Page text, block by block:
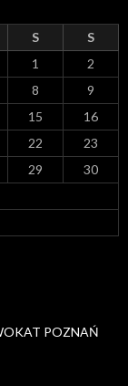
S S
1
2
8
9
15
16
22
23
29
30
POZNAŃ